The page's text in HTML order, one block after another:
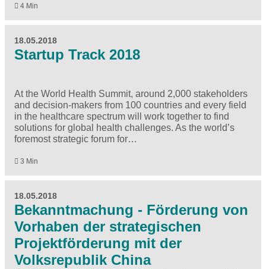
4 Min
18.05.2018
Startup Track 2018
At the World Health Summit, around 2,000 stakeholders
and decision-makers from 100 countries and every field
in the healthcare spectrum will work together to find
solutions for global health challenges. As the world’s
foremost strategic forum for…
3 Min
18.05.2018
Bekanntmachung - Förderung von
Vorhaben der strategischen
Projektförderung mit der
Volksrepublik China